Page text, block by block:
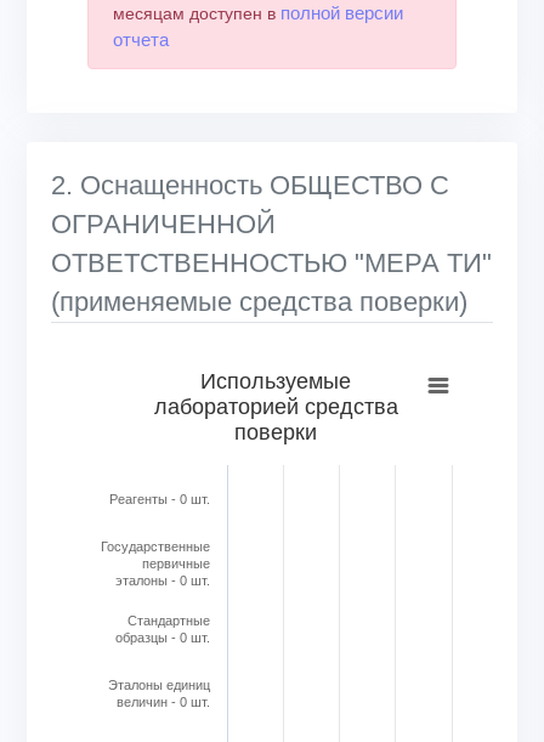
месяцам доступен в полной версии
отчета
2. Оснащенность ОБЩЕСТВО С
ОГРАНИЧЕННОЙ
ОТВЕТСТВЕННОСТЬЮ "МЕРА ТИ"
(применяемые средства поверки)
Bar chart with 6 bars.
View as data table, Используемые лабораторией
The chart has 1 X axis displaying categories.
The chart has 1 Y axis displaying Кол-во в шт.. Range: 0
Используемые
лабораторией средства
поверки
Реагенты - 0 шт.
Государственные
первичные
эталоны - 0 шт.
Стандартные
образцы - 0 шт.
Эталоны единиц
величин - 0 шт.